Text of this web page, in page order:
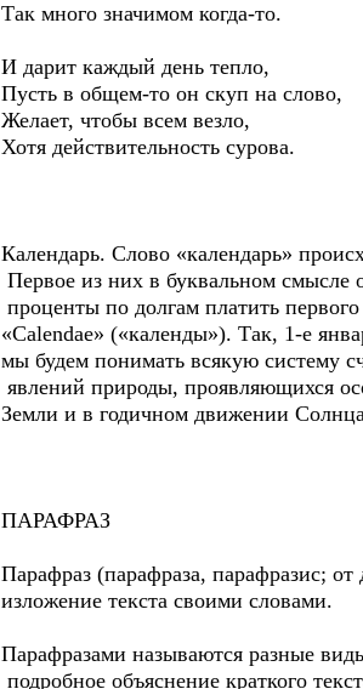
Так много значимом когда-то.
И дарит каждый день тепло,
Пусть в общем-то он скуп на слово,
Желает, чтобы всем везло,
Хотя действительность сурова.
Календарь. Слово «календарь»
Первое из них в буквальном смысле
проценты по долгам платить
«Calendae» («календы»). Так, 1-е
мы будем понимать всякую систему
явлений природы, проявляющихся
Земли и в годичном движении
ПАРАФРАЗ
Парафраз (парафраза, парафразис;
изложение текста своими словами.
Парафразами называются разные
подробное объяснение краткого